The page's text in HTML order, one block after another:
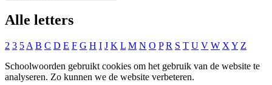
Alle letters
2 3 5 A B C D E F G H I J K L M N O P R S T U V W X Y Z
Schoolwoorden gebruikt cookies om het gebruik van de website te
analyseren. Zo kunnen we de website verbeteren.